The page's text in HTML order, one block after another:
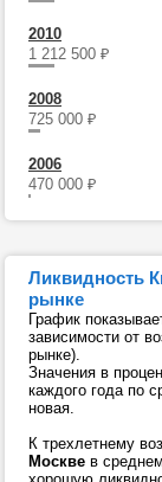
2010
1 212 500 ₽
2008
725 000 ₽
2006
470 000 ₽
Ликвидность
рынке
График
зависимости от
рынке).
Значения в
каждого года по
новая.
К трехлетнему
Москве в